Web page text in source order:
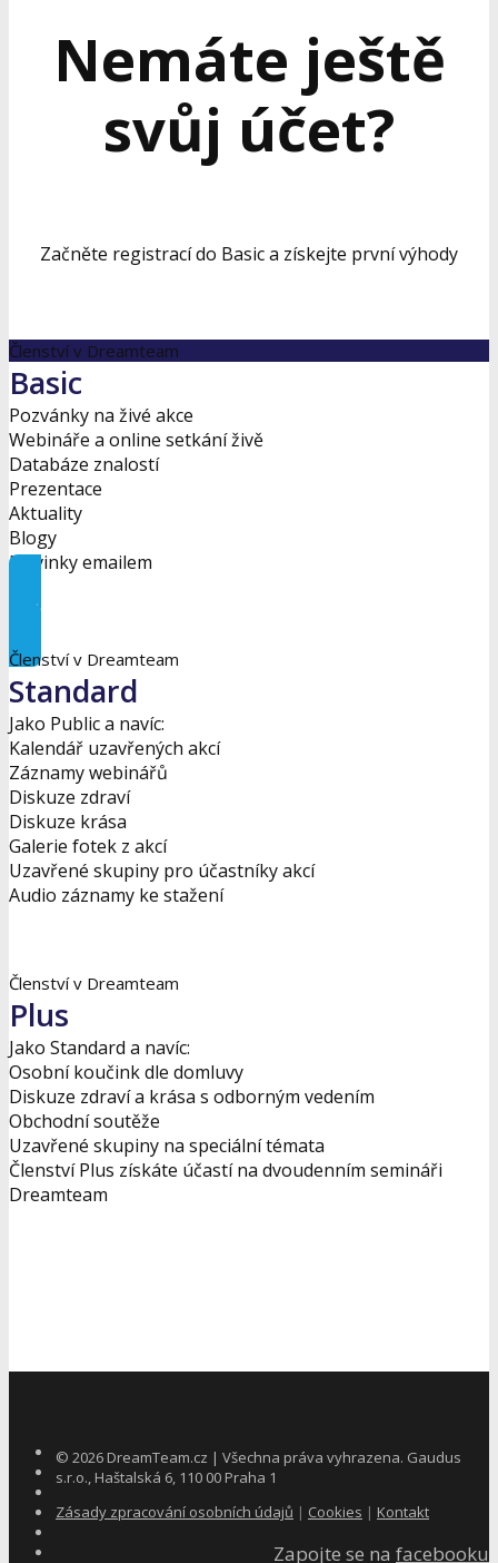
Nemáte ještě
svůj účet?
Začněte registrací do Basic a získejte první výhody
Členství v Dreamteam
Basic
Pozvánky na živé akce
Webináře a online setkání živě
Databáze znalostí
Prezentace
Aktuality
Blogy
Novinky emailem
Začněte zde
Členství v Dreamteam
Standard
Jako Public a navíc:
Kalendář uzavřených akcí
Záznamy webinářů
Diskuze zdraví
Diskuze krása
Galerie fotek z akcí
Uzavřené skupiny pro účastníky akcí
Audio záznamy ke stažení
Členství v Dreamteam
Plus
Jako Standard a navíc:
Osobní koučink dle domluvy
Diskuze zdraví a krása s odborným vedením
Obchodní soutěže
Uzavřené skupiny na speciální témata
Členství Plus získáte účastí na dvoudenním semináři
Dreamteam
© 2026 DreamTeam.cz | Všechna práva vyhrazena. Gaudus
s.r.o., Haštalská 6, 110 00 Praha 1
Zásady zpracování osobních údajů | Cookies | Kontakt
Zapojte se na facebooku